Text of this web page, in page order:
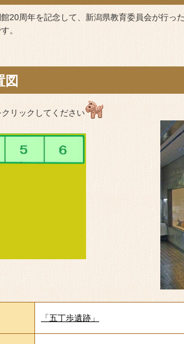
20周年を記念して、新潟県教育委員会が行
。
図
リックしてください
「五丁歩遺跡」